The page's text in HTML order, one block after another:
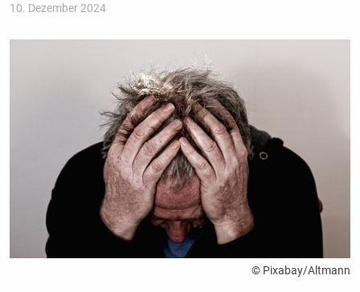
10. Dezember 2024
© Pixabay/Altmann